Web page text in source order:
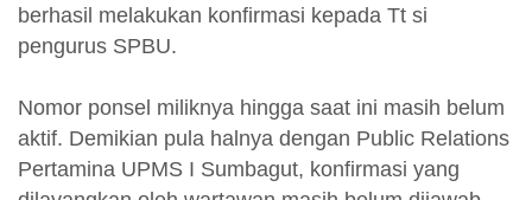
berhasil melakukan konfirmasi kepada Tt si
pengurus SPBU.
Nomor ponsel miliknya hingga saat ini masih belum
aktif. Demikian pula halnya dengan Public Relations
Pertamina UPMS I Sumbagut, konfirmasi yang